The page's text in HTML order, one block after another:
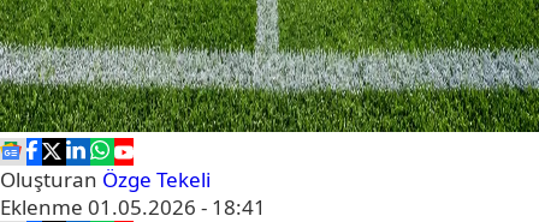
Oluşturan Özge Tekeli
Eklenme 01.05.2026 - 18:41